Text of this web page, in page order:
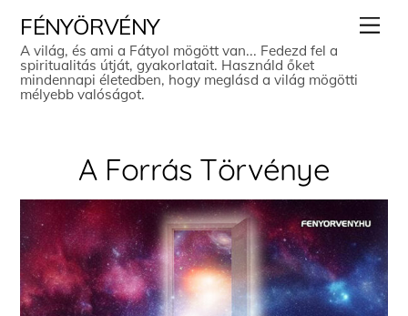
content
FÉNYÖRVÉNY
A világ, és ami a Fátyol mögött van... Fedezd fel a
spiritualitás útját, gyakorlatait. Használd őket
mindennapi életedben, hogy meglásd a világ mögötti
mélyebb valóságot.
A Forrás Törvénye